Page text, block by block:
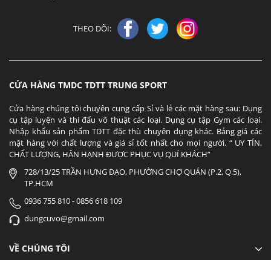
THEO DÕI:
CỬA HÀNG TMDC TDTT TRUNG SPORT
Cửa hàng chúng tôi chuyên cung cấp Sỉ và lẻ các mặt hàng sau: Dụng
cụ tập luyện và thi đấu võ thuật các loại. Dụng cụ tập Gym các loại.
Nhập khẩu sản phẩm TDTT đặc thù chuyên dụng khác. Bảng giá các
mặt hàng với chất lượng và giá sỉ tốt nhất cho mọi người. “ UY TÍN,
CHẤT LƯỢNG, HÂN HẠNH ĐƯỢC PHỤC VỤ QUÍ KHÁCH”
728/13/25 TRẦN HƯNG ĐẠO, PHƯỜNG CHỢ QUÁN (P.2, Q.5),
TP.HCM
0936 755 810 - 0856 618 109
dungcuvo@gmail.com
VỀ CHÚNG TÔI